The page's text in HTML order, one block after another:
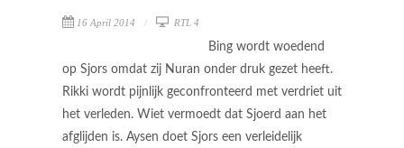
16 April 2014 RTL 4
Bing wordt woedend
op Sjors omdat zij Nuran onder druk gezet heeft.
Rikki wordt pijnlijk geconfronteerd met verdriet uit
het verleden. Wiet vermoedt dat Sjoerd aan het
afglijden is. Aysen doet Sjors een verleidelijk